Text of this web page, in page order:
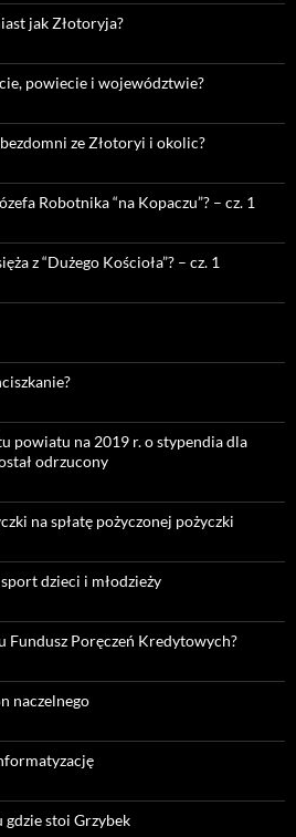
jak Złotoryja?
powiecie i województwie?
ze Złotoryi i okolic?
Robotnika “na Kopaczu”? – cz. 1
z “Dużego Kościoła”? – cz. 1
powiatu na 2019 r. o stypendia dla
odrzucony
na spłatę pożyczonej pożyczki
dzieci i młodzieży
Fundusz Poręczeń Kredytowych?
naczelnego
gdzie stoi Grzybek